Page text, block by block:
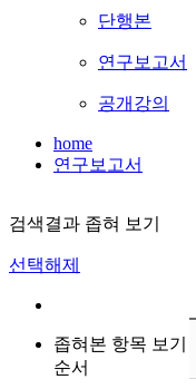
단행본
연구보고서
공개강의
home
연구보고서
검색결과 좁혀 보기
선택해제
좁혀본 항목 보기
순서